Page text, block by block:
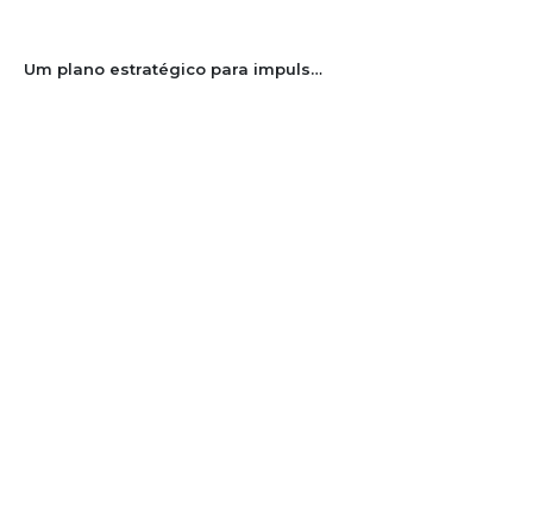
Um plano estratégico para impulsionar a maricultura catarinense